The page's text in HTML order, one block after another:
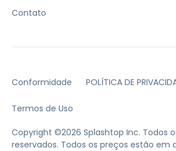
Contato
Conformidade POLÍTICA DE
Termos de Uso
Copyright ©2026 Splashtop Inc. Todos
reservados. Todos os preços estão em